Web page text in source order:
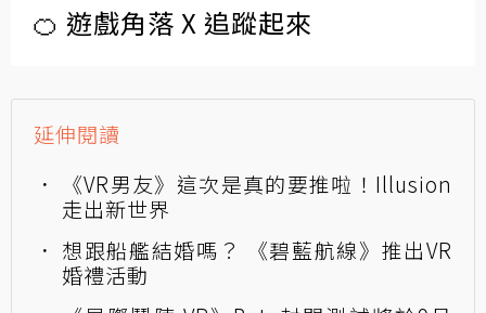
🍊 遊戲角落 X 追蹤起來
延伸閱讀
《VR男友》這次是真的要推啦！Illusion
走出新世界
想跟船艦結婚嗎？ 《碧藍航線》推出VR
婚禮活動